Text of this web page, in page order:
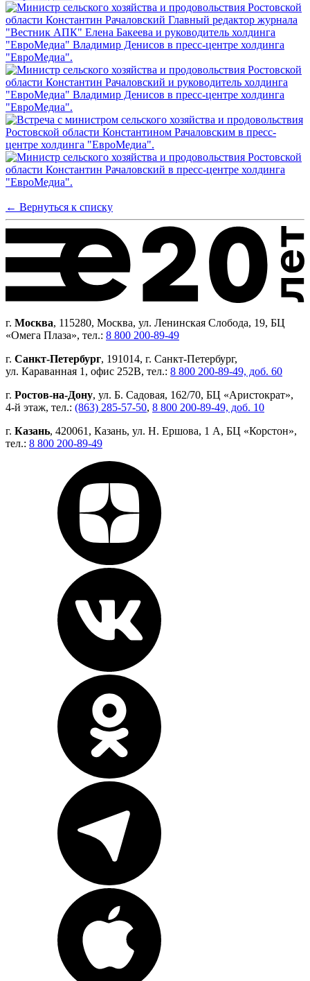
← Вернуться к списку
г. Москва, 115280, Москва, ул. Ленинская Слобода, 19, БЦ
«Омега Плаза», тел.: 8 800 200-89-49
г. Санкт-Петербург, 191014, г. Санкт-Петербург,
ул. Караванная 1, офис 252В, тел.: 8 800 200-89-49, доб. 60
г. Ростов-на-Дону, ул. Б. Садовая, 162/70, БЦ «Аристократ»,
4-й этаж, тел.: (863) 285-57-50, 8 800 200-89-49, доб. 10
г. Казань, 420061, Казань, ул. Н. Ершова, 1 А, БЦ «Корстон»,
тел.: 8 800 200-89-49